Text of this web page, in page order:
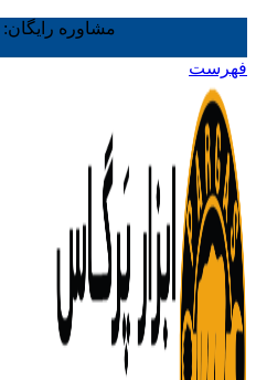
مشاوره رایگان:
فهرست